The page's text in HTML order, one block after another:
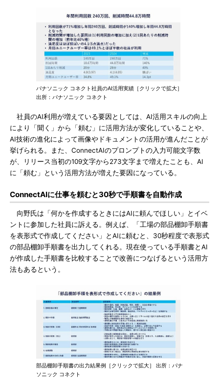
パナソニック コネクト社員のAI活用実績［クリックで拡大］
出所：パナソニック コネクト
社員のAI利用が増えている要因としては、AI活用スキルの向上
により「聞く」から「頼む」に活用方法が変化していることや、
AI技術の進化によって画像やドキュメントの活用が進んだことが
挙げられる。また、ConnectAIのプロンプトの入力可能文字数
が、リリース当初の109文字から273文字まで増えたことも、AI
に「頼む」という活用方法が増えた要因になっている。
ConnectAIに仕事を頼むと30秒で手順書を自動作成
向野氏は「何かを作成するときにはAIに頼んでほしい」とイベ
ントに参加した社員に訴える。例えば、「工場の部品棚卸手順書
を表形式で作成してください」とAIに頼むと、30秒程度で表形式
の部品棚卸手順書を出力してくれる。現在使っている手順書とAI
が作成した手順書を比較することで改善につなげるという活用方
法もあるという。
部品棚卸手順書の出力結果例［クリックで拡大］ 出所：パナ
ソニック コネクト